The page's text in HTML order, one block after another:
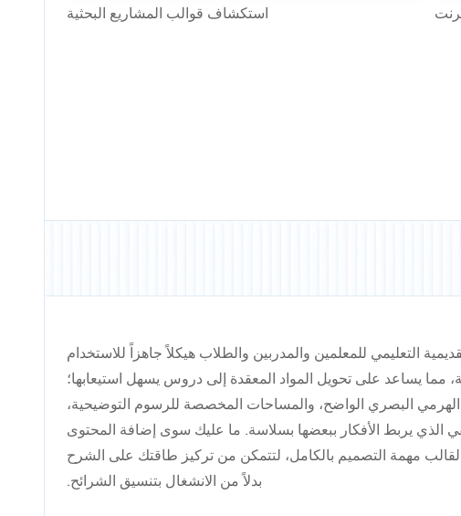
استكشاف قوالب المشاريع البحثية
التعليمي للمعلمين والمدربين والطلاب هيكلاً جاهزاً للاستخدام
مما يساعد على تحويل المواد المعقدة إلى دروس يسهل استيعابها؛
البصري الواضح، والمساحات المخصصة للرسوم التوضيحية،
الذي يربط الأفكار ببعضها بسلاسة. ما عليك سوى إضافة المحتوى
مهمة التصميم بالكامل، لتتمكن من تركيز طاقتك على الشرح
بدلاً من الانشغال بتنسيق الشرائح.